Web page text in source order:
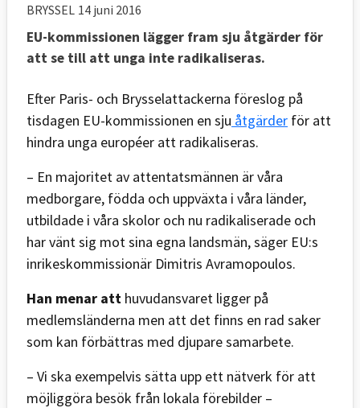
BRYSSEL 14 juni 2016
EU-kommissionen lägger fram sju åtgärder för
att se till att unga inte radikaliseras.
Efter Paris- och Brysselattackerna föreslog på
tisdagen EU-kommissionen en sju åtgärder för att
hindra unga européer att radikaliseras.
– En majoritet av attentatsmännen är våra
medborgare, födda och uppväxta i våra länder,
utbildade i våra skolor och nu radikaliserade och
har vänt sig mot sina egna landsmän, säger EU:s
inrikeskommissionär Dimitris Avramopoulos.
Han menar att huvudansvaret ligger på
medlemsländerna men att det finns en rad saker
som kan förbättras med djupare samarbete.
– Vi ska exempelvis sätta upp ett nätverk för att
möjliggöra besök från lokala förebilder –